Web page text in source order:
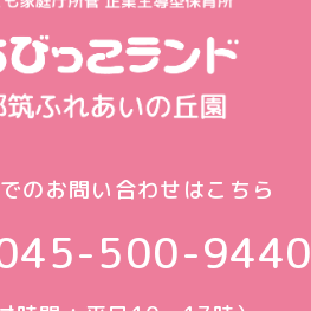
のお問い合わせはこちら
500-9440